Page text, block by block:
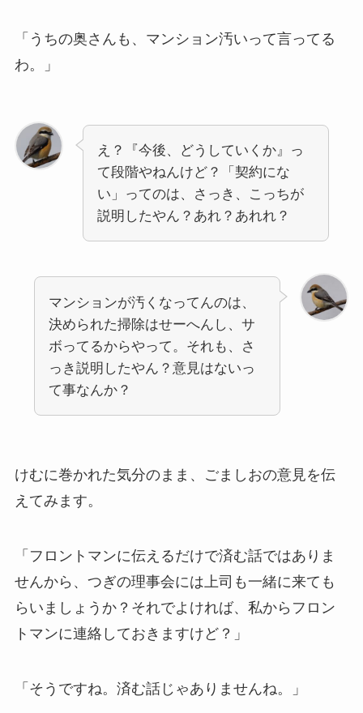
「うちの奥さんも、マンション汚いって言ってる
わ。」
え？『今後、どうしていくか』っ
て段階やねんけど？「契約にな
い」ってのは、さっき、こっちが
説明したやん？あれ？あれれ？
マンションが汚くなってんのは、
決められた掃除はせーへんし、サ
ボってるからやって。それも、さ
っき説明したやん？意見はないっ
て事なんか？
けむに巻かれた気分のまま、ごましおの意見を伝
えてみます。
「フロントマンに伝えるだけで済む話ではありま
せんから、つぎの理事会には上司も一緒に来ても
らいましょうか？それでよければ、私からフロン
トマンに連絡しておきますけど？」
「そうですね。済む話じゃありませんね。」